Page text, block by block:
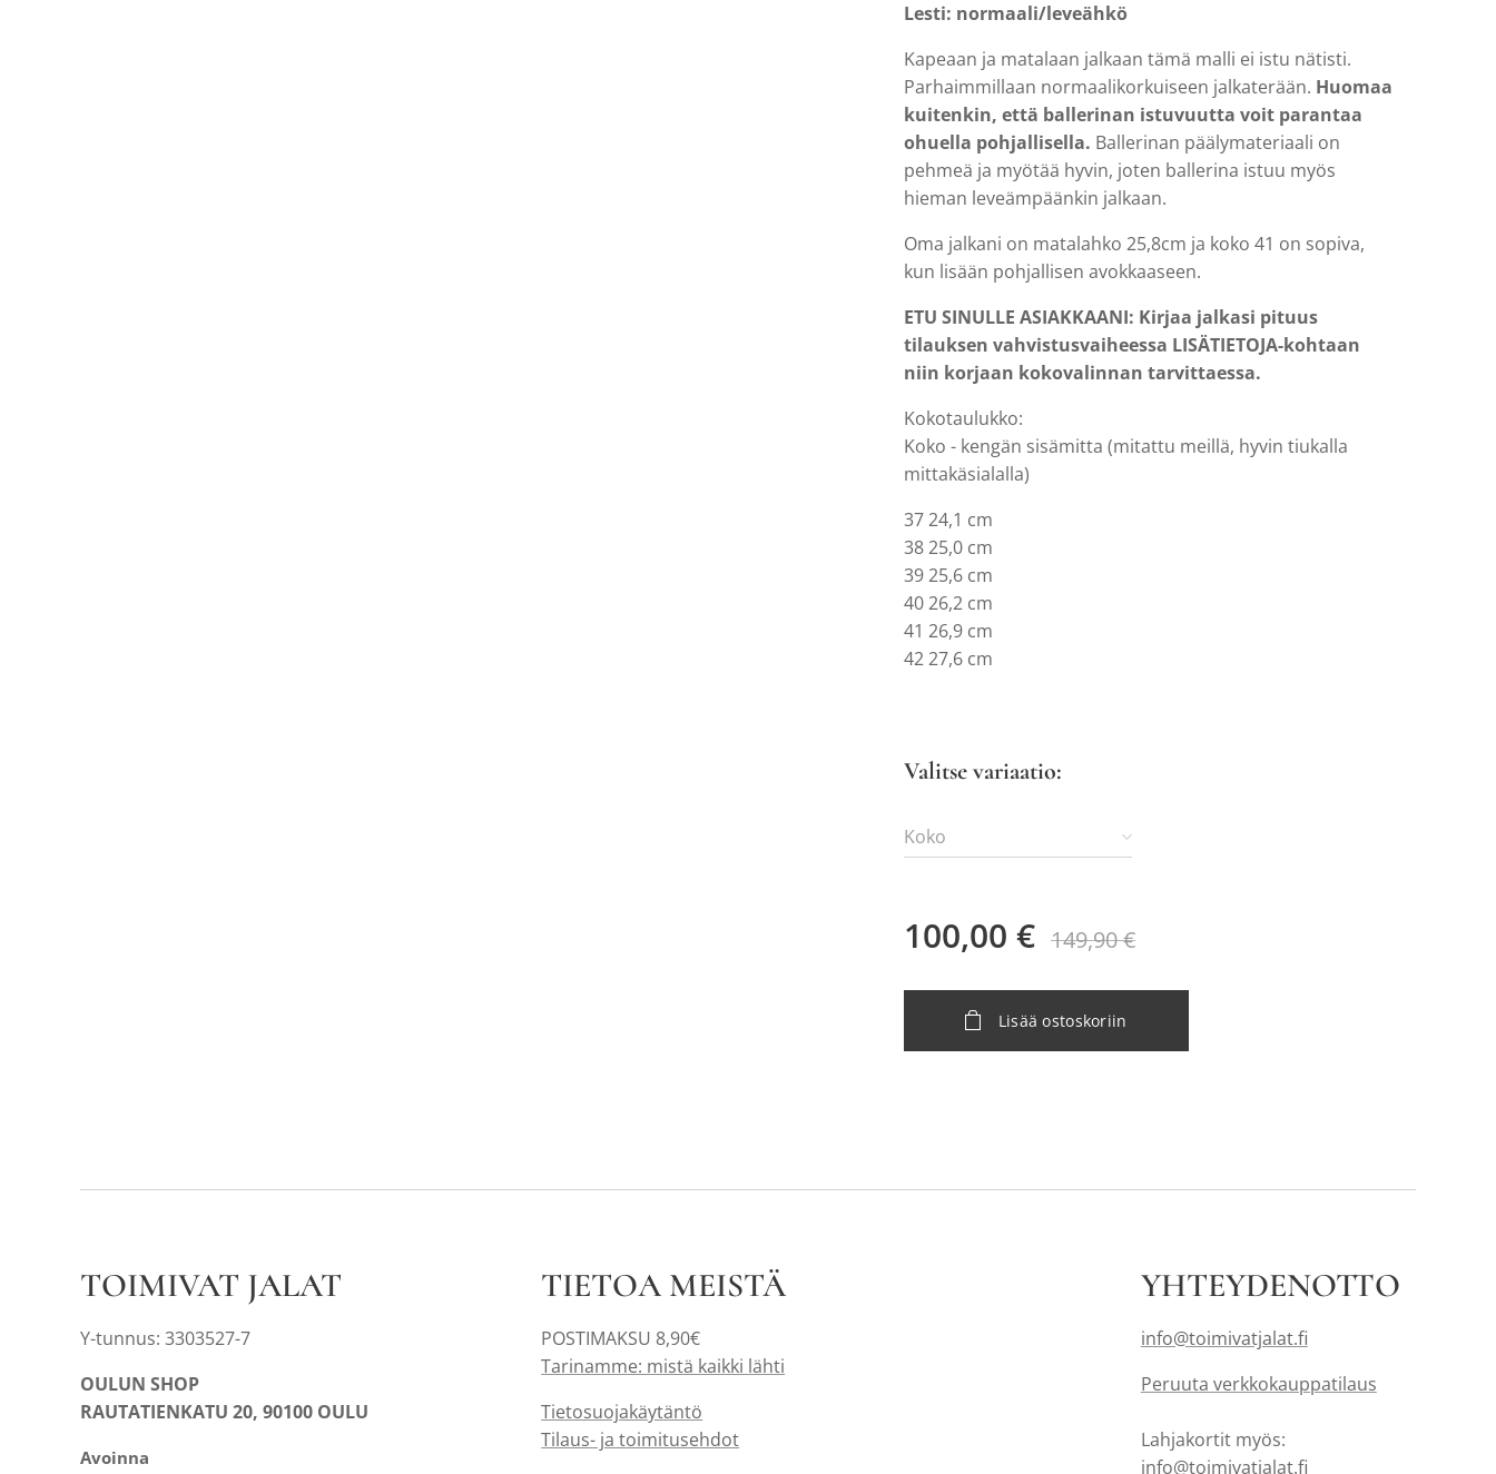
Lesti: normaali/leveähkö
Kapeaan ja matalaan jalkaan tämä malli ei istu nätisti.
Parhaimmillaan normaalikorkuiseen jalkaterään. Huomaa
kuitenkin, että ballerinan istuvuutta voit parantaa
ohuella pohjallisella. Ballerinan päälymateriaali on
pehmeä ja myötää hyvin, joten ballerina istuu myös
hieman leveämpäänkin jalkaan.
Oma jalkani on matalahko 25,8cm ja koko 41 on sopiva,
kun lisään pohjallisen avokkaaseen.
ETU SINULLE ASIAKKAANI: Kirjaa jalkasi pituus
tilauksen vahvistusvaiheessa LISÄTIETOJA-kohtaan
niin korjaan kokovalinnan tarvittaessa.
Kokotaulukko:
Koko - kengän sisämitta (mitattu meillä, hyvin tiukalla
mittakäsialalla)
37 24,1 cm
38 25,0 cm
39 25,6 cm
40 26,2 cm
41 26,9 cm
42 27,6 cm
Valitse variaatio:
Koko
100,00 € 149,90€
Lisää ostoskoriin
TOIMIVAT JALAT
Y-tunnus: 3303527-7
OULUN SHOP
RAUTATIENKATU 20, 90100 OULU
Avoinna
TIETOA MEISTÄ
POSTIMAKSU 8,90€
Tarinamme: mistä kaikki lähti
Tietosuojakäytäntö
Tilaus- ja toimitusehdot
YHTEYDENOTTO
info@toimivatjalat.fi
Peruuta verkkokauppatilaus
Lahjakortit myös:
info@toimivatjalat.fi